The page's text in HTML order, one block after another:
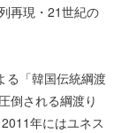
再現・21世紀の
る「韓国伝統綱渡
倒される綱渡り
年にはユネス